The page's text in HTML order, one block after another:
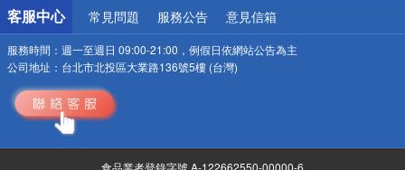
客服中心 常見問題 服務公告 意見信箱
服務時間： 週一至週日 09:00-21:00，例假日依網站公告為主
公司地址： 台北市北投區大業路136號5樓 (台灣)
食品業者登錄字號 A-122662550-00000-6